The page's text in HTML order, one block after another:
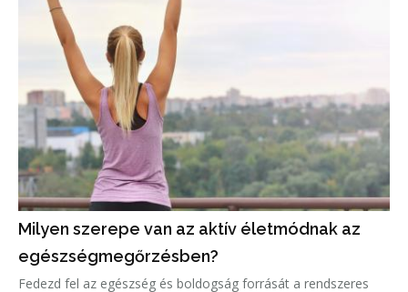
Milyen szerepe van az aktív életmódnak az
egészségmegőrzésben?
Fedezd fel az egészség és boldogság forrását a rendszeres